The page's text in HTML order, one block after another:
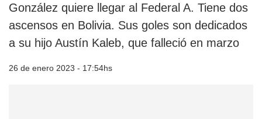
González quiere llegar al Federal A. Tiene dos
ascensos en Bolivia. Sus goles son dedicados
a su hijo Austín Kaleb, que falleció en marzo
26 de enero 2023 - 17:54hs